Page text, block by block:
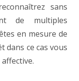
sans
de multiples
en mesure de
dans ce cas vous